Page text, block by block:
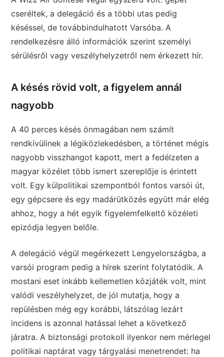
cseréltek, a delegáció és a többi utas pedig
késéssel, de továbbindulhatott Varsóba. A
rendelkezésre álló információk szerint személyi
sérülésről vagy veszélyhelyzetről nem érkezett hír.
A késés rövid volt, a figyelem annál
nagyobb
A 40 perces késés önmagában nem számít
rendkívülinek a légiközlekedésben, a történet mégis
nagyobb visszhangot kapott, mert a fedélzeten a
magyar közélet több ismert szereplője is érintett
volt. Egy külpolitikai szempontból fontos varsói út,
egy gépcsere és egy madárütközés együtt már elég
ahhoz, hogy a hét egyik figyelemfelkeltő közéleti
epizódja legyen belőle.
A delegáció végül megérkezett Lengyelországba, a
varsói program pedig a hírek szerint folytatódik. A
mostani eset inkább kellemetlen közjáték volt, mint
valódi veszélyhelyzet, de jól mutatja, hogy a
repülésben még egy korábbi, látszólag lezárt
incidens is azonnal hatással lehet a következő
járatra. A biztonsági protokoll ilyenkor nem mérlegel
politikai naptárat vagy tárgyalási menetrendet: ha